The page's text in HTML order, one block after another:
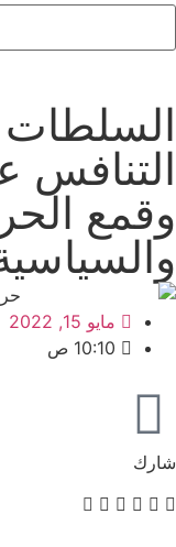
السلطات
التنافس
وقمع
مايو 15, 2022
10:10 ص
شارك